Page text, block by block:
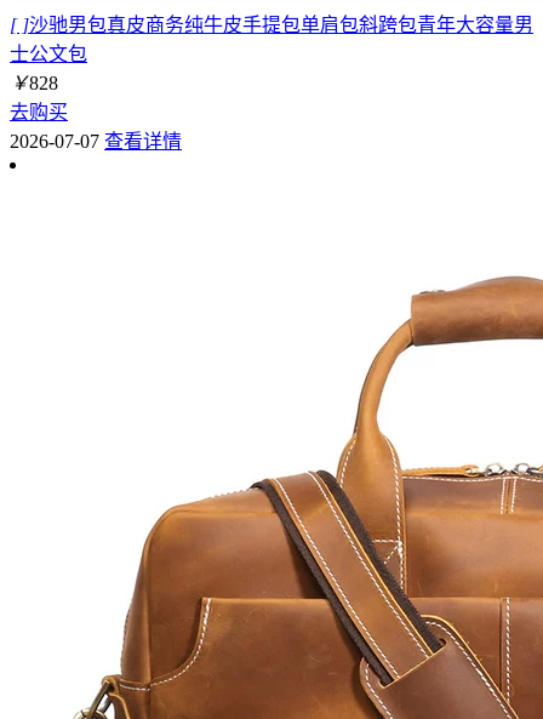
[ ]沙驰男包真皮商务纯牛皮手提包单肩包斜跨包青年大容量男
士公文包
￥828
去购买
2026-07-07 查看详情